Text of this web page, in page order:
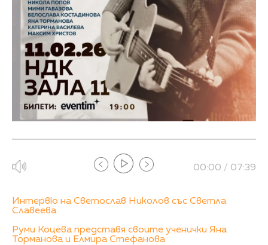
00:00 / 07:39
Интервю на Светослав Николов със Светла
Славеева
Руми Коцева представя своите ученички Яна
Торманова и Елмира Стефанова